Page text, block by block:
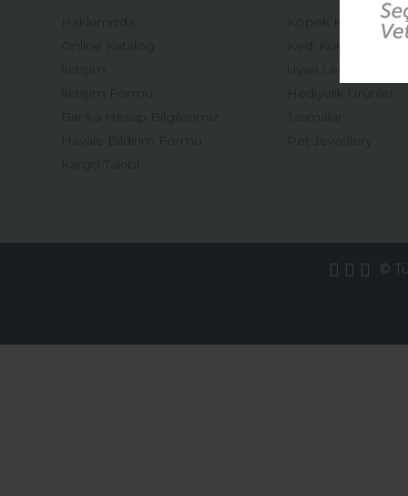
Hakkımızda
Online Katalog
İletişim
İletişim Formu
Banka Hesap Bilgilerimiz
Havale Bildirim Formu
Kargo Takibi
Köpek Künyeleri
Kedi Künyeleri
Uyarı Levhaları
Hediyelik Ürünler
Tasmalar
Pet Jewellery
©